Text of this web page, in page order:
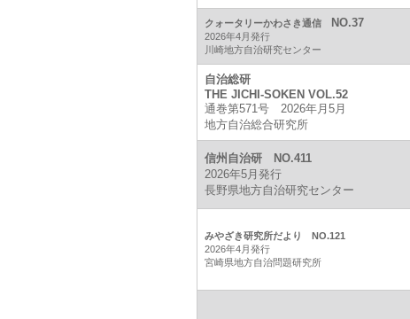
クォータリーかわさき通信 NO.37
2026年4月発行
川崎地方自治研究センター
自治総研
THE JICHI-SOKEN VOL.52
通巻第571号 2026年月5月
地方自治総合研究所
信州自治研 NO.411
2026年5月発行
長野県地方自治研究センター
みやざき研究所だより NO.121
2026年4月発行
宮崎県地方自治問題研究所